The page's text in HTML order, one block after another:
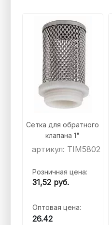
Сетка для обратного
клапана 1"
артикул: TIM5802
Розничная цена:
31,52 руб.
Оптовая цена:
26.42